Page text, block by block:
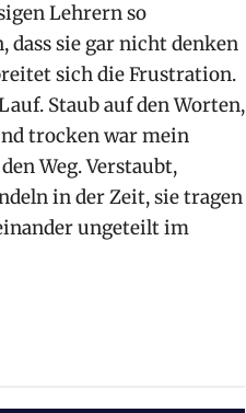
Lehrern so
dass sie gar nicht denken
sich die Frustration.
Staub auf den Worten,
trocken war mein
Weg. Verstaubt,
in der Zeit, sie tragen
ungeteilt im